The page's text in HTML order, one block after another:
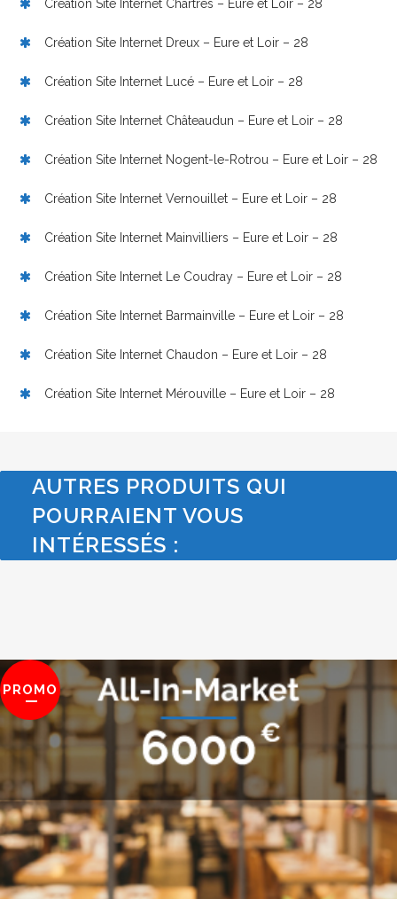
Création Site Internet Chartres – Eure et Loir – 28
Création Site Internet Dreux – Eure et Loir – 28
Création Site Internet Lucé – Eure et Loir – 28
Création Site Internet Châteaudun – Eure et Loir – 28
Création Site Internet Nogent-le-Rotrou – Eure et Loir – 28
Création Site Internet Vernouillet – Eure et Loir – 28
Création Site Internet Mainvilliers – Eure et Loir – 28
Création Site Internet Le Coudray – Eure et Loir – 28
Création Site Internet Barmainville – Eure et Loir – 28
Création Site Internet Chaudon – Eure et Loir – 28
Création Site Internet Mérouville – Eure et Loir – 28
AUTRES PRODUITS QUI
POURRAIENT VOUS
INTÉRESSÉS :
PROMO